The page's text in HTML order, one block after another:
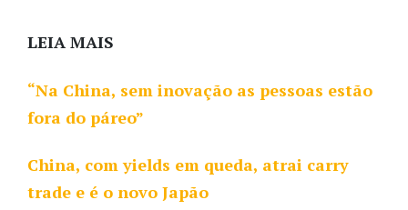
LEIA MAIS
“Na China, sem inovação as pessoas estão
fora do páreo”
China, com yields em queda, atrai carry
trade e é o novo Japão